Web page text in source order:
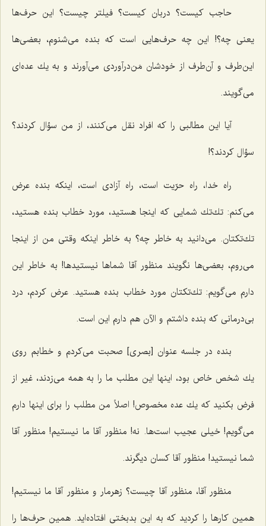
حاجب كیست؟ دربان كیست؟ فیلتر چیست؟ این حرف‌ها
یعنی چه؟! این چه حرف‌هایی است كه بنده می‌شنوم، بعضی‌ها
این‌طرف و آن‌طرف از خودشان مَن‌درآوردی می‌آورند و به یك عده‌ای
می‌گویند.
آیا این مطالبی را كه افراد نقل می‌كنند، از من سؤال كردند؟
سؤال كردند؟!
راه خدا، راه حرّیت است، راه آزادی است، اینكه بنده عرض
می‌كنم: تك‌تك شمایی كه اینجا هستید، مورد خطاب بنده هستید،
تك‌تكتان. می‌دانید به خاطر چه؟ به خاطر اینكه وقتی من از اینجا
می‌روم، بعضی‌ها نگویند منظور آقا شماها نیستیدها! به خاطر این
دارم می‌گویم: تك‌تكتان مورد خطاب بنده هستید. عرض كردم، درد
بی‌درمانی كه بنده داشتم و الآن هم دارم این است.
بنده در جلسه عنوان [بصری] صحبت می‌كردم و خطابم روی
یك شخص خاص بود، اینها این مطلب ما را به همه می‌زدند، غیر از
فرض بكنید كه یك عده مخصوص! اصلاً من مطلب را برای اینها دارم
می‌گویم! خیلی عجیب است‌ها. نه! منظور آقا ما نیستیم! منظور آقا
شما نیستید! منظور آقا كسان دیگرند.
منظور آقا، منظور آقا چیست؟ زهرمار و منظور آقا ما نیستیم!
همین كارها را كردید كه به این بدبختی افتاده‌اید. همین حرف‌ها را